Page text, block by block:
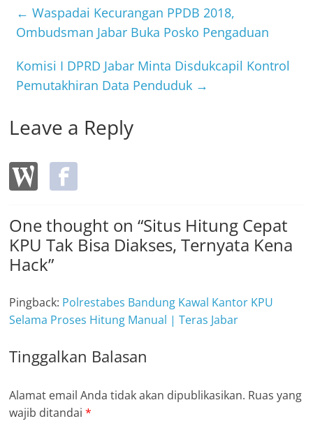
b
o
o
k
← Waspadai Kecurangan PPDB 2018,
Ombudsman Jabar Buka Posko Pengaduan
Komisi I DPRD Jabar Minta Disdukcapil Kontrol
Pemutakhiran Data Penduduk →
Leave a Reply
One thought on “Situs Hitung Cepat
KPU Tak Bisa Diakses, Ternyata Kena
Hack”
Pingback: Polrestabes Bandung Kawal Kantor KPU
Selama Proses Hitung Manual | Teras Jabar
Tinggalkan Balasan
Alamat email Anda tidak akan dipublikasikan. Ruas yang
wajib ditandai*